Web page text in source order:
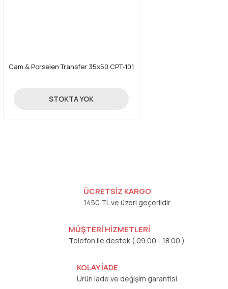
Cam & Porselen Transfer 35x50 CPT-101
10,14 TL
STOKTA YOK
ÜCRETSİZ KARGO
1450 TL ve üzeri geçerlidir
MÜŞTERİ HİZMETLERİ
Telefon ile destek ( 09.00 - 18.00 )
KOLAY İADE
Ürün iade ve değişim garantisi